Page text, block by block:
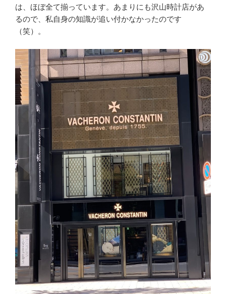
は、ほぼ全て揃っています。あまりにも沢山時計店があ
るので、私自身の知識が追い付かなかったのです
（笑）。